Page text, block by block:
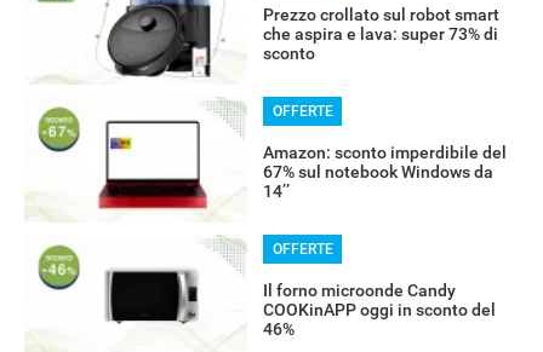
Prezzo crollato sul robot smart
che aspira e lava: super 73% di
sconto
OFFERTE
Amazon: sconto imperdibile del
67% sul notebook Windows da
14’’
OFFERTE
Il forno microonde Candy
COOKinAPP oggi in sconto del
46%